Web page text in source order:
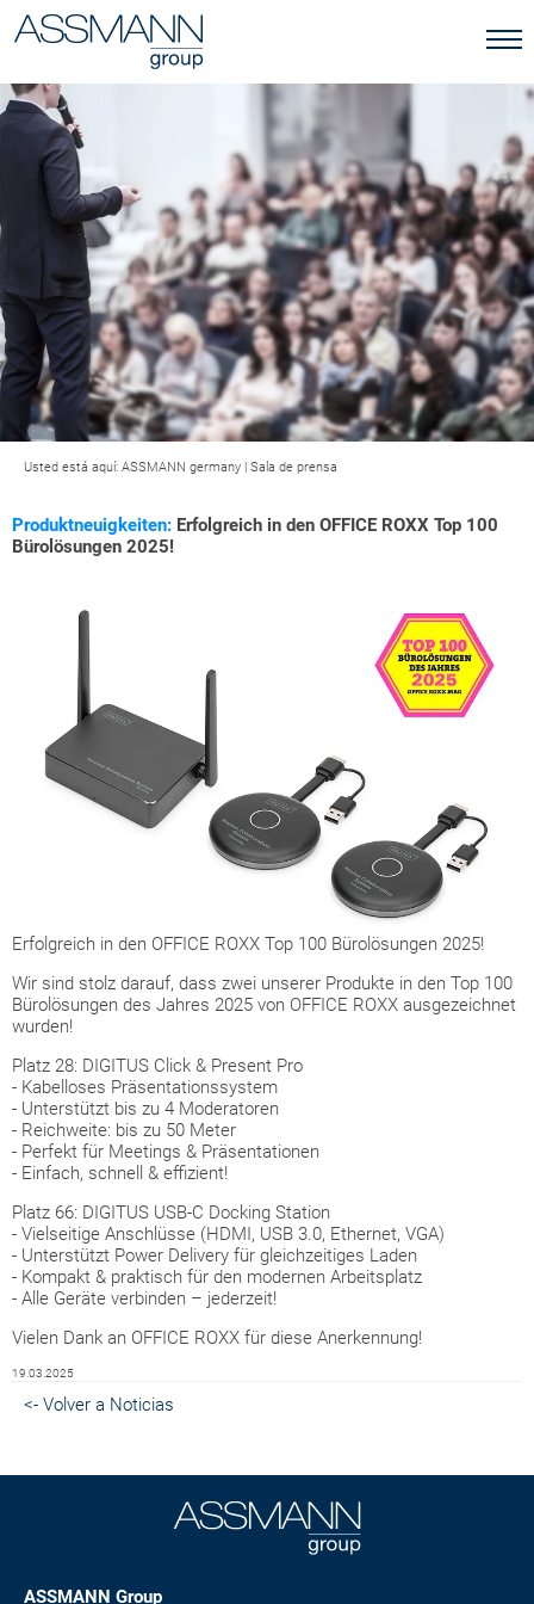
Usted está aquí: ASSMANN germany | Sala de prensa
Produktneuigkeiten: Erfolgreich in den OFFICE ROXX Top 100
Bürolösungen 2025!
Erfolgreich in den OFFICE ROXX Top 100 Bürolösungen 2025!
Wir sind stolz darauf, dass zwei unserer Produkte in den Top 100
Bürolösungen des Jahres 2025 von OFFICE ROXX ausgezeichnet
wurden!
Platz 28: DIGITUS Click & Present Pro
- Kabelloses Präsentationssystem
- Unterstützt bis zu 4 Moderatoren
- Reichweite: bis zu 50 Meter
- Perfekt für Meetings & Präsentationen
- Einfach, schnell & effizient!
Platz 66: DIGITUS USB-C Docking Station
- Vielseitige Anschlüsse (HDMI, USB 3.0, Ethernet, VGA)
- Unterstützt Power Delivery für gleichzeitiges Laden
- Kompakt & praktisch für den modernen Arbeitsplatz
- Alle Geräte verbinden – jederzeit!
Vielen Dank an OFFICE ROXX für diese Anerkennung!
19.03.2025
<- Volver a Noticias
ASSMANN Group